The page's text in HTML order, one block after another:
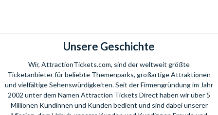
Unsere Geschichte
Wir, AttractionTickets.com, sind der weltweit größte
Ticketanbieter für beliebte Themenparks, großartige Attraktionen
und vielfältige Sehenswürdigkeiten. Seit der Firmengründung im Jahr
2002 unter dem Namen Attraction Tickets Direct haben wir über 5
Millionen Kundinnen und Kunden bedient und sind dabei unserer